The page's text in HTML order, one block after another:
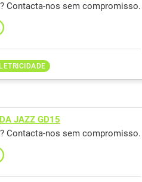
Contacta-nos sem compromisso.
JAZZ GD15
Contacta-nos sem compromisso.